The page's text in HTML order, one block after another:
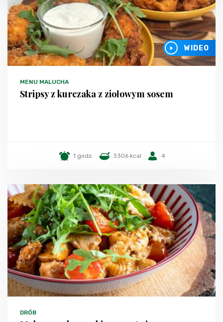
WIDEO
MENU MALUCHA
Stripsy z kurczaka z ziołowym sosem
1 godz. 3306 kcal 4
DRÓB